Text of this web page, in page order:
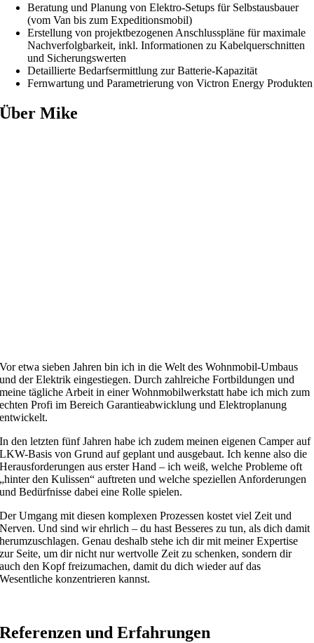
Beratung und Planung von Elektro-Setups für Selbstausbauer
(vom Van bis zum Expeditionsmobil)
Erstellung von projektbezogenen Anschlusspläne für maximale
Nachverfolgbarkeit, inkl. Informationen zu Kabelquerschnitten
und Sicherungswerten
Detaillierte Bedarfsermittlung zur Batterie-Kapazität
Fernwartung und Parametrierung von Victron Energy Produkten
Über Mike
Vor etwa sieben Jahren bin ich in die Welt des Wohnmobil-Umbaus
und der Elektrik eingestiegen. Durch zahlreiche Fortbildungen und
meine tägliche Arbeit in einer Wohnmobilwerkstatt habe ich mich zum
echten Profi im Bereich Garantieabwicklung und Elektroplanung
entwickelt.
In den letzten fünf Jahren habe ich zudem meinen eigenen Camper auf
LKW-Basis von Grund auf geplant und ausgebaut. Ich kenne also die
Herausforderungen aus erster Hand – ich weiß, welche Probleme oft
„hinter den Kulissen“ auftreten und welche speziellen Anforderungen
und Bedürfnisse dabei eine Rolle spielen.
Der Umgang mit diesen komplexen Prozessen kostet viel Zeit und
Nerven. Und sind wir ehrlich – du hast Besseres zu tun, als dich damit
herumzuschlagen. Genau deshalb stehe ich dir mit meiner Expertise
zur Seite, um dir nicht nur wertvolle Zeit zu schenken, sondern dir
auch den Kopf freizumachen, damit du dich wieder auf das
Wesentliche konzentrieren kannst.
Referenzen und Erfahrungen